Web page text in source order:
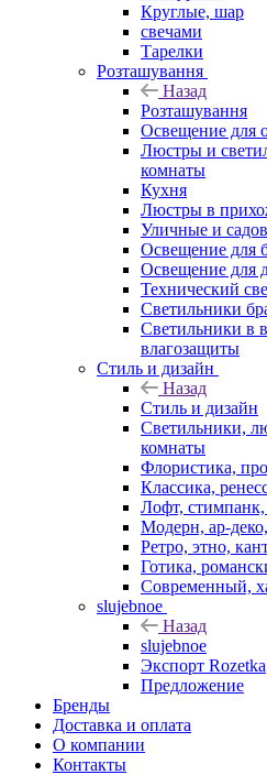
Круглые, шар
свечами
Тарелки
Розташування
Назад
Розташування
Освещение для
Люстры и
комнаты
Кухня
Люстры в
Уличные и
Освещение для
Освещение для
Технический
Светильники
Светильники в
влагозащиты
Стиль и дизайн
Назад
Стиль и дизайн
Светильники,
комнаты
Флористика,
Классика,
Лофт, стимпанк,
Модерн, ар-
Ретро, этно,
Готика,
Современный,
slujebnoe
Назад
slujebnoe
Экспорт Rozetka
Предложение
Бренды
Доставка и оплата
О компании
Контакты